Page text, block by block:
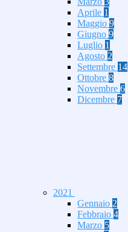
Aprile 1
Maggio 9
Giugno 9
Luglio 1
Agosto 2
Settembre 14
Ottobre 8
Novembre 6
Dicembre 7
2021
Gennaio 2
Febbraio 4
Marzo 5